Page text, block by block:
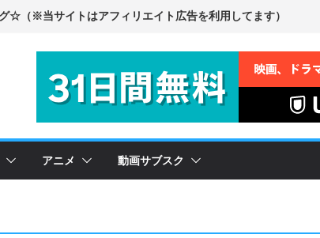
アニメ 動画サブスク